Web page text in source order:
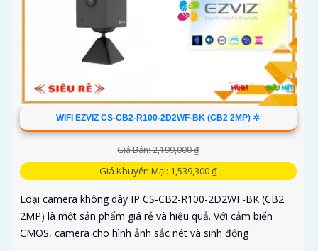
WIFI EZVIZ CS-CB2-R100-2D2WF-BK (CB2 2MP) ✲
Giá Bán: 2,199,000 ₫
Giá Khuyến Mại: 1,539,300 ₫
Loại camera không dây IP CS-CB2-R100-2D2WF-BK (CB2
2MP) là một sản phẩm giá rẻ và hiệu quả. Với cảm biến
CMOS, camera cho hình ảnh sắc nét và sinh động